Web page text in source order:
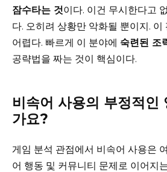
잠수타는 것이다. 이건 무시한다고
다. 오히려 상황만 악화될 뿐이지. 이
어렵다. 빠르게 이 분야에 숙련된 조
공략법을 짜는 것이 핵심이다.
비속어 사용의 부정적인
가요?
게임 분석 관점에서 비속어 사용은
어 행동 및 커뮤니티 문제로 이어지